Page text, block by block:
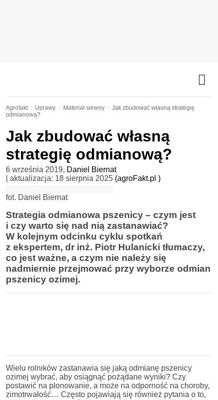
Agrofakt Uprawy Materiał siewny
Jak zbudować własną strategię
odmianową?
Jak zbudować własną
strategię odmianową?
6 września 2019, Daniel Biernat
| aktualizacja: 18 sierpnia 2025 (agroFakt.pl )
fot. Daniel Biernat
Strategia odmianowa pszenicy – czym jest
i czy warto się nad nią zastanawiać?
W kolejnym odcinku cyklu spotkań
z ekspertem, dr inż. Piotr Hulanicki tłumaczy,
co jest ważne, a czym nie należy się
nadmiernie przejmować przy wyborze odmian
pszenicy ozimej.
Wielu rolników zastanawia się jaką odmianę pszenicy
ozimej wybrać, aby osiągnąć pożądane wyniki? Czy
postawić na plonowanie, a może na odporność na choroby,
zimotrwałość… Często pojawiają się również pytania o to,